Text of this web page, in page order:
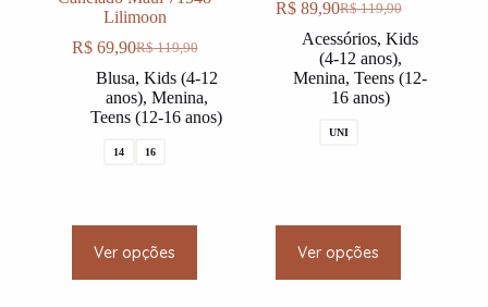
Lilimoon
R$119,90
O
preço
original
era:
R$69,90O
preço
atual
é:
Blusa, Kids (4-12
anos), Menina,
Teens (12-16 anos)
14 16
Ver opções
product
R$119,90
O
preço
original
era:
R$ 119,90.
R$89,90O
preço
atual
é:
R$ 89,90.
Acessórios,Kids
(4-12 anos),
Menina,Teens (12-
16 anos)
UNI
Ver opções
product